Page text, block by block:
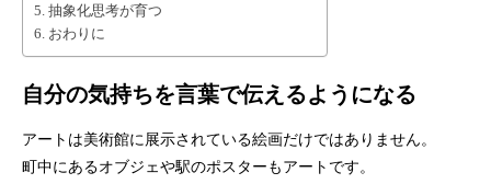
抽象化思考が育つ
おわりに
自分の気持ちを言葉で伝えるようになる
アートは美術館に展示されている絵画だけではありません。
町中にあるオブジェや駅のポスターもアートです。